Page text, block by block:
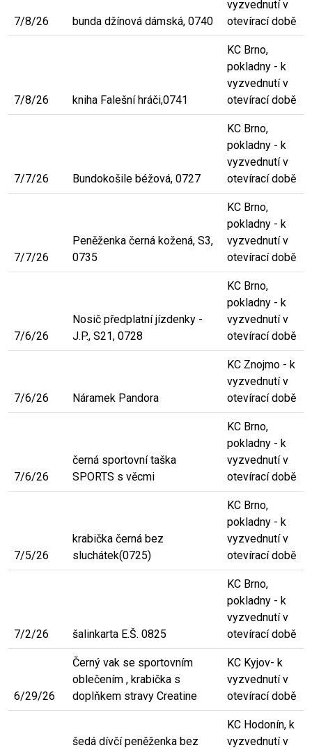
7/8/26 bunda džínová dámská, 0740
vyzvednutí v
otevírací době
7/8/26 kniha Falešní hráči,0741
KC Brno,
pokladny - k
vyzvednutí v
otevírací době
7/7/26 Bundokošile béžová, 0727
KC Brno,
pokladny - k
vyzvednutí v
otevírací době
7/7/26
Peněženka černá kožená, S3,
0735
KC Brno,
pokladny - k
vyzvednutí v
otevírací době
7/6/26
Nosič předplatní jízdenky -
J.P., S21, 0728
KC Brno,
pokladny - k
vyzvednutí v
otevírací době
7/6/26 Náramek Pandora
KC Znojmo - k
vyzvednutí v
otevírací době
7/6/26
černá sportovní taška
SPORTS s věcmi
KC Brno,
pokladny - k
vyzvednutí v
otevírací době
7/5/26
krabička černá bez
sluchátek(0725)
KC Brno,
pokladny - k
vyzvednutí v
otevírací době
7/2/26 šalinkarta E.Š. 0825
KC Brno,
pokladny - k
vyzvednutí v
otevírací době
6/29/26
Černý vak se sportovním
oblečením , krabička s
doplňkem stravy Creatine
KC Kyjov- k
vyzvednutí v
otevírací době
šedá dívčí peněženka bez
KC Hodonín, k
vyzvednutí v